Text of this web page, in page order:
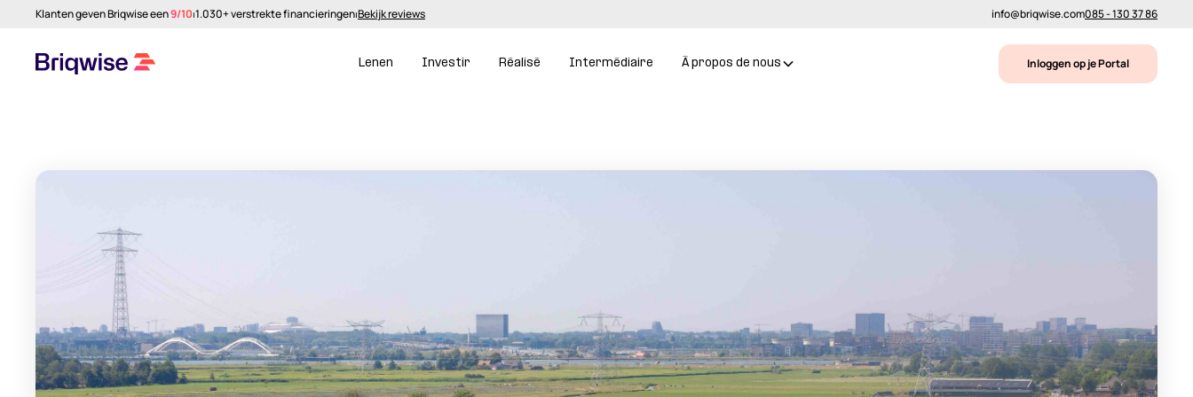
Klanten geven Briqwise een9/10⏐1.030+ verstrekte financieringen⏐Bekijk reviews info@briqwise.com085 - 130 37 86
Lenen Investir Réalisé Intermédiaire À propos de nous Inloggen op je Portal